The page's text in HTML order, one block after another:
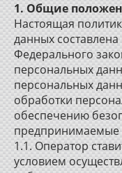
1. Общие
Настоящая
данных
Федерального
персональных
персональных
обработки
обеспечению
предпринимаемые
1.1. Оператор
условием